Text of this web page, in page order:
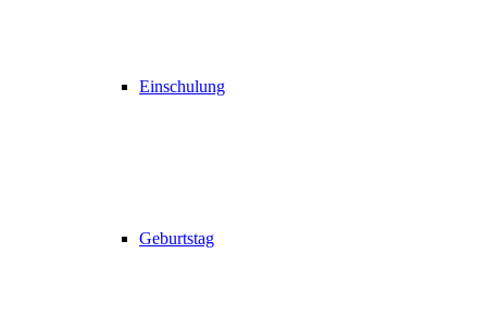
Einschulung
Geburtstag